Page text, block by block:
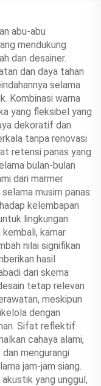
abu-abu
mendukung
dan desainer.
dan daya tahan
selama
Kombinasi warna
yang fleksibel yang
dekoratif dan
tanpa renovasi
retensi panas yang
bulan-bulan
dari marmer
musim panas.
kelembapan
lingkungan
kamar
nilai signifikan
hasil
dari skema
tetap relevan
meskipun
dengan
Sifat reflektif
cahaya alami,
mengurangi
jam-jam siang.
yang unggul,